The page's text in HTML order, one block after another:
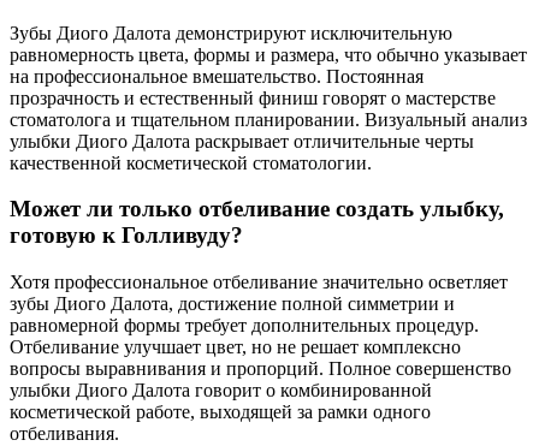
Зубы Диого Далота демонстрируют исключительную
равномерность цвета, формы и размера, что обычно указывает
на профессиональное вмешательство. Постоянная
прозрачность и естественный финиш говорят о мастерстве
стоматолога и тщательном планировании. Визуальный анализ
улыбки Диого Далота раскрывает отличительные черты
качественной косметической стоматологии.
Может ли только отбеливание создать улыбку,
готовую к Голливуду?
Хотя профессиональное отбеливание значительно осветляет
зубы Диого Далота, достижение полной симметрии и
равномерной формы требует дополнительных процедур.
Отбеливание улучшает цвет, но не решает комплексно
вопросы выравнивания и пропорций. Полное совершенство
улыбки Диого Далота говорит о комбинированной
косметической работе, выходящей за рамки одного
отбеливания.